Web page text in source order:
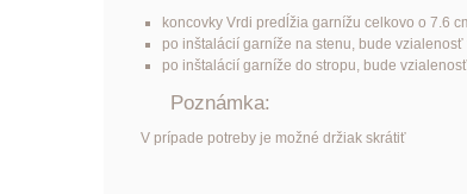
koncovky Vrdi predĺžia garnížu celkovo o 7.6
po inštalácií garníže na stenu, bude vzialenosť
po inštalácií garníže do stropu, bude
Poznámka:
V prípade potreby je možné držiak skrátiť